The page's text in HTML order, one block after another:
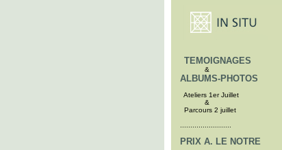
TEMOIGNAGES
&
ALBUMS-PHOTOS
Ateliers 1er Juillet
&
Parcours 2 juillet
PRIX A. LE NOTRE